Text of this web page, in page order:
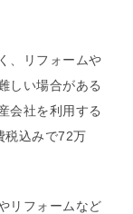
、リフォームや
しい場合がある
会社を利用する
税込みで72万
リフォームなど